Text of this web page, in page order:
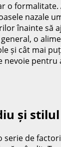
o formalitate.
nazale
înainte să
o
și cât mai
nevoie pentru
și
serie de